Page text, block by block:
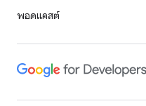
พอดแคสต์